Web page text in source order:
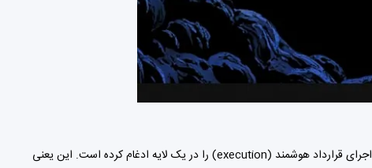
در واقع Irys خود را «datachain» می‌نامد: زنجیره‌ای که ذخیره‌سازی داده (storage) و اجرای قرارداد هوشمند (execution) را در یک لایه ادغام کرده است. این یعنی